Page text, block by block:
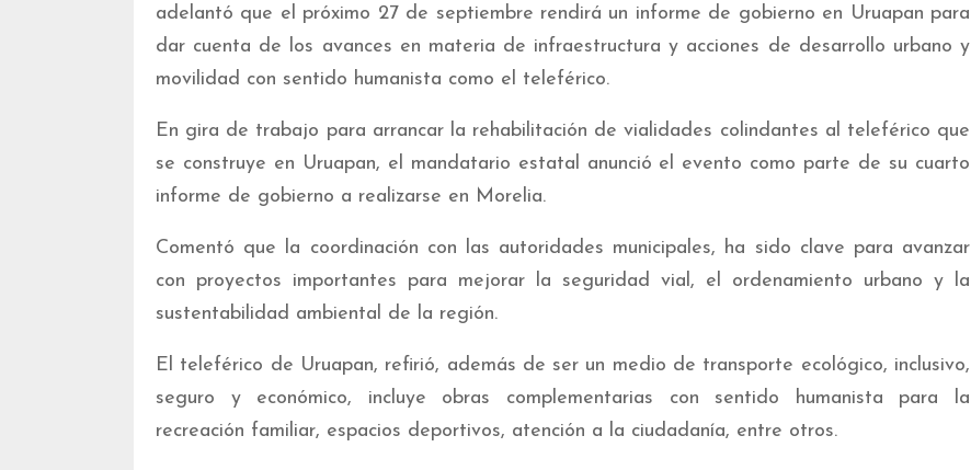
adelantó que el próximo 27 de septiembre rendirá un informe de gobierno en Uruapan para
dar cuenta de los avances en materia de infraestructura y acciones de desarrollo urbano y
movilidad con sentido humanista como el teleférico.
En gira de trabajo para arrancar la rehabilitación de vialidades colindantes al teleférico que
se construye en Uruapan, el mandatario estatal anunció el evento como parte de su cuarto
informe de gobierno a realizarse en Morelia.
Comentó que la coordinación con las autoridades municipales, ha sido clave para avanzar
con proyectos importantes para mejorar la seguridad vial, el ordenamiento urbano y la
sustentabilidad ambiental de la región.
El teleférico de Uruapan, refirió, además de ser un medio de transporte ecológico, inclusivo,
seguro y económico, incluye obras complementarias con sentido humanista para la
recreación familiar, espacios deportivos, atención a la ciudadanía, entre otros.